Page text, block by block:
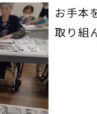
お手本
取り組